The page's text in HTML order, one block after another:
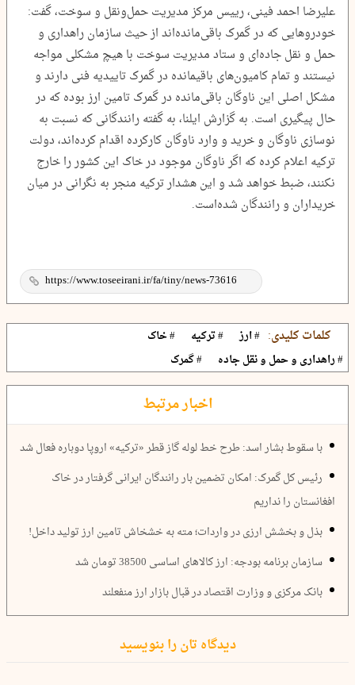
علیرضا احمد فینی، رییس مرکز مدیریت حمل‌ونقل و سوخت، گفت:
خودروهایی که در گمرک باقی‌مانده‌اند از حیث سازمان راهداری و
حمل و نقل جاده‌ای و ستاد مدیریت سوخت با هیچ مشکلی مواجه
نیستند و تمام کامیون‌های باقیمانده در گمرک تاییدیه فنی دارند و
مشکل اصلی این ناوگان باقی‌مانده در گمرک تامین ارز بوده که در
حال پیگیری است. به گزارش ایلنا، به گفته رانندگانی که نسبت به
نوسازی ناوگان و خرید و وارد ناوگان کارکرده اقدام کرده‌اند، دولت
ترکیه اعلام کرده که اگر ناوگان موجود در خاک این کشور را خارج
نکنند، ضبط خواهد شد و این هشدار ترکیه منجر به نگرانی در میان
خریداران و رانندگان شده‌است.
کلمات کلیدی: # ارز # ترکیه
# خاک
# راهداری و حمل و نقل جاده
# گمرک
اخبار مرتبط
با سقوط بشار اسد: طرح خط لوله گاز قطر «ترکیه» اروپا دوباره فعال شد
رئیس کل گمرک: امکان تضمین بار رانندگان ایرانی گرفتار در خاک
افغانستان را نداریم
بذل و بخشش ارزی در واردات؛ مته به خشخاش تامین ارز تولید داخل!
سازمان برنامه بودجه: ارز کالاهای اساسی 38500 تومان شد
بانک مرکزی و وزارت اقتصاد در قبال بازار ارز منفعلند
دیدگاه تان را بنویسید